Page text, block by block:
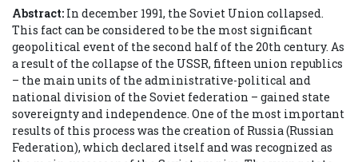
Abstract: In december 1991, the Soviet Union collapsed.
This fact can be considered to be the most significant
geopolitical event of the second half of the 20th century. As
a result of the collapse of the USSR, fifteen union republics
– the main units of the administrative-political and
national division of the Soviet federation – gained state
sovereignty and independence. One of the most important
results of this process was the creation of Russia (Russian
Federation), which declared itself and was recognized as